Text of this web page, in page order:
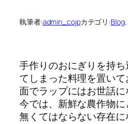
執筆者:admin_cojpカテゴリ:Blog,
手作りのおにぎりを持
てしまった料理を置い
面でラップにはお世話に
今では、新鮮な農作物
無くてはならない存在に